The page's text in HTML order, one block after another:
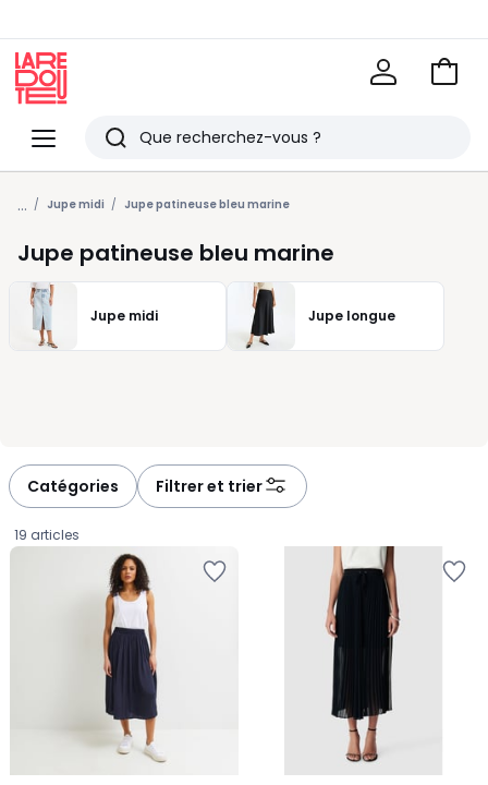
Menu
Redoute
Rechercher
Derniers
articles
vus
Voir
... Jupe midi Jupe patineuse bleu marine
Jupe patineuse bleu marine
Jupe midi Jupe longue
Catégories Filtrer et trier
19 articles